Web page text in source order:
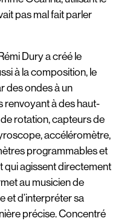
pas mal fait parler
Dury a créé le
à la composition, le
des ondes à un
renvoyant à des haut-
rotation, capteurs de
accéléromètre,
programmables et
qui agissent directement
au musicien de
et d’interpréter sa
précise. Concentré